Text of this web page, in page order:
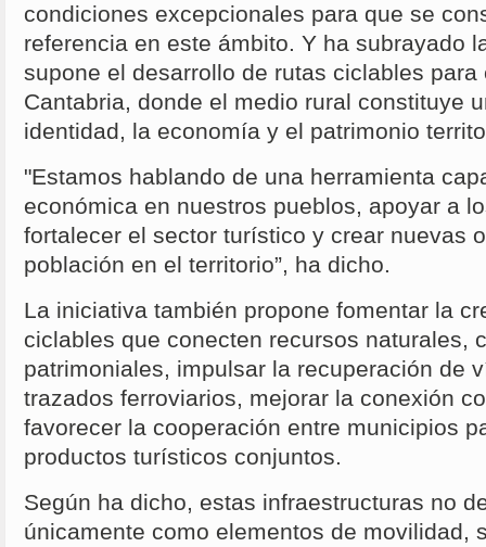
condiciones excepcionales para que se
referencia en este ámbito. Y ha subrayado
supone el desarrollo de rutas ciclables
Cantabria, donde el medio rural constituye
identidad, la economía y el patrimonio
"Estamos hablando de una herramienta
económica en nuestros pueblos, apoyar a
fortalecer el sector turístico y crear nuevas
población en el territorio”, ha dicho.
La iniciativa también propone fomentar la
ciclables que conecten recursos naturales,
patrimoniales, impulsar la recuperación de
trazados ferroviarios, mejorar la conexión
favorecer la cooperación entre municipios
productos turísticos conjuntos.
Según ha dicho, estas infraestructuras no
únicamente como elementos de movilidad,